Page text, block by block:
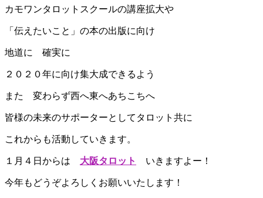
カモワンタロットスクールの講座拡大や
「伝えたいこと」の本の出版に向け
地道に 確実に
２０２０年に向け集大成できるよう
また 変わらず西へ東へあちこちへ
皆様の未来のサポーターとしてタロット共に
これからも活動していきます。
１月４日からは 大阪タロット いきますよー！
今年もどうぞよろしくお願いいたします！